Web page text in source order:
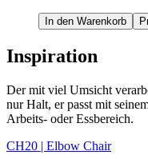
In den Warenkorb
Inspiration
Der mit viel Umsicht
nur Halt, er passt mit
Arbeits- oder Essbereich.
CH20 | Elbow Chair